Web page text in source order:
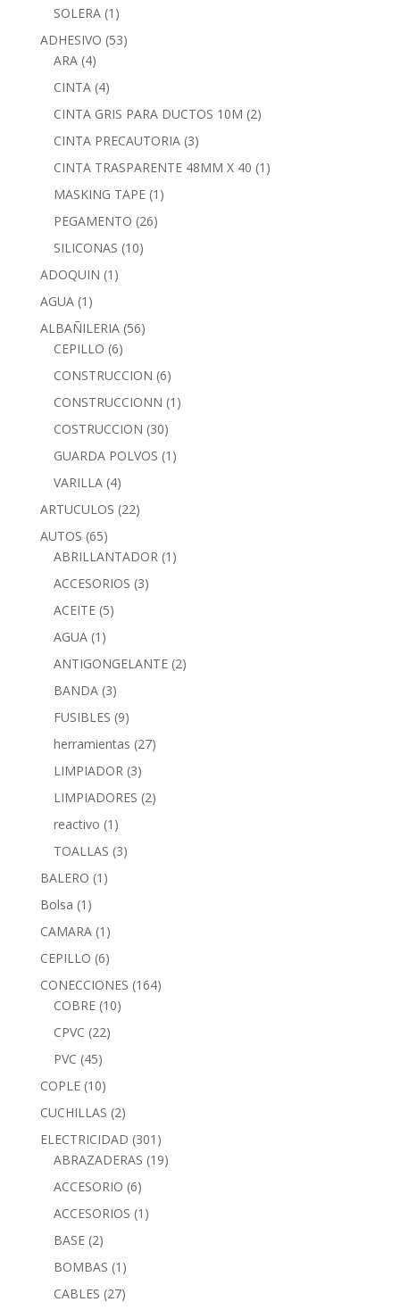
SOLERA (1)
ADHESIVO (53)
ARA (4)
CINTA (4)
CINTA GRIS PARA DUCTOS 10M (2)
CINTA PRECAUTORIA (3)
CINTA TRASPARENTE 48MM X 40 (1)
MASKING TAPE (1)
PEGAMENTO (26)
SILICONAS (10)
ADOQUIN (1)
AGUA (1)
ALBAÑILERIA (56)
CEPILLO (6)
CONSTRUCCION (6)
CONSTRUCCIONN (1)
COSTRUCCION (30)
GUARDA POLVOS (1)
VARILLA (4)
ARTUCULOS (22)
AUTOS (65)
ABRILLANTADOR (1)
ACCESORIOS (3)
ACEITE (5)
AGUA (1)
ANTIGONGELANTE (2)
BANDA (3)
FUSIBLES (9)
herramientas (27)
LIMPIADOR (3)
LIMPIADORES (2)
reactivo (1)
TOALLAS (3)
BALERO (1)
Bolsa (1)
CAMARA (1)
CEPILLO (6)
CONECCIONES (164)
COBRE (10)
CPVC (22)
PVC (45)
COPLE (10)
CUCHILLAS (2)
ELECTRICIDAD (301)
ABRAZADERAS (19)
ACCESORIO (6)
ACCESORIOS (1)
BASE (2)
BOMBAS (1)
CABLES (27)